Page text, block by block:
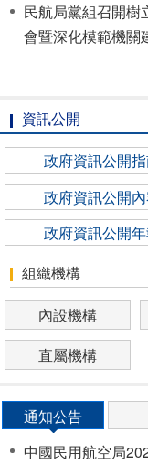
民航局黨組召開樹
會暨深化模範機關
資訊公開
政府資訊公開
政府資訊公開
政府資訊公開
組織機構
內設機構
直屬機構
通知公告
中國民用航空局